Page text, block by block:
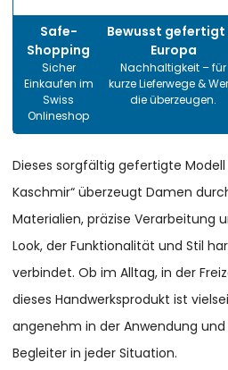
Safe-
Shopping
Sicher
Einkaufen im
Swiss
Onlineshop
Bewusst gefertigt
Europa
Nachhaltigkeit – für
kurze Lieferwege &
die überzeugen.
Dieses sorgfältig gefertigte Modell
Kaschmir“ überzeugt Damen
Materialien, präzise Verarbeitung
Look, der Funktionalität und Stil
verbindet. Ob im Alltag, in der
dieses Handwerksprodukt ist
angenehm in der Anwendung und
Begleiter in jeder Situation.